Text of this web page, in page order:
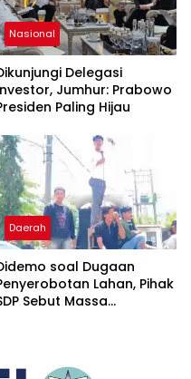
Nasional
Delegasi
Jumhur: Prabowo
Paling Hijau
Daerah
soal Dugaan
Lahan, Pihak
Sebut Massa